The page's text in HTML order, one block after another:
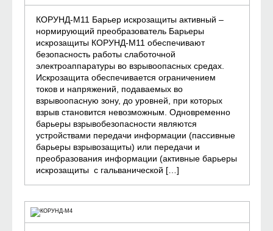
КОРУНД-М11 Барьер искрозащиты активный –
нормирующий преобразователь Барьеры
искрозащиты КОРУНД-М11 обеспечивают
безопасность работы слаботочной
электроаппаратуры во взрывоопасных средах.
Искрозащита обеспечивается ограничением
токов и напряжений, подаваемых во
взрывоопасную зону, до уровней, при которых
взрыв становится невозможным. Одновременно
барьеры взрывобезопасности являются
устройствами передачи информации (пассивные
барьеры взрывозащиты) или передачи и
преобразования информации (активные барьеры
искрозащиты с гальванической […]